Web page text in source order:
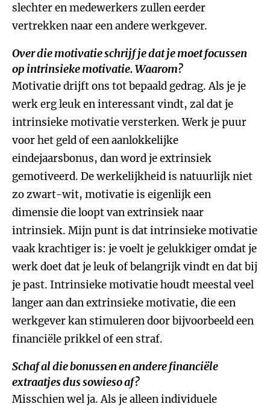
slechter en medewerkers zullen eerder
vertrekken naar een andere werkgever.
Over die motivatie schrijf je dat je moet focussen
op intrinsieke motivatie. Waarom?
Motivatie drijft ons tot bepaald gedrag. Als je je
werk erg leuk en interessant vindt, zal dat je
intrinsieke motivatie versterken. Werk je puur
voor het geld of een aanlokkelijke
eindejaarsbonus, dan word je extrinsiek
gemotiveerd. De werkelijkheid is natuurlijk niet
zo zwart-wit, motivatie is eigenlijk een
dimensie die loopt van extrinsiek naar
intrinsiek. Mijn punt is dat intrinsieke motivatie
vaak krachtiger is: je voelt je gelukkiger omdat je
werk doet dat je leuk of belangrijk vindt en dat bij
je past. Intrinsieke motivatie houdt meestal veel
langer aan dan extrinsieke motivatie, die een
werkgever kan stimuleren door bijvoorbeeld een
financiële prikkel of een straf.
Schaf al die bonussen en andere financiële
extraatjes dus sowieso af?
Misschien wel ja. Als je alleen individuele